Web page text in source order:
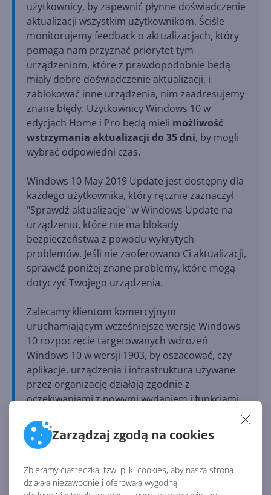
Zarządzaj zgodą na cookies
Zbieramy ciasteczka, tzw. pliki cookies, aby nasza strona
działała niezawodnie i oferowała wygodną
użytkownicy, by zapewnić płynne doświadczenie
aktualizacji wszystkim użytkownikom. Ściśle
monitorujemy feedback o aktualizacjach, który
pomaga nam przyznać priorytet tym
urządzeniom, które z prawdopodobnie będą
miały dobre doświadczenie aktualizacji, i
zablokować inne urządzenia, nim zaadresujemy
znane błędy. Użytkownicy Windows 10 w
edycjach Home i Pro będą mieli możliwość
wstrzymania aktualizacji do 35 dni, by mogli
wybrać odpowiedni czas.
Windows 10 May 2019 Update jest dostępny dla
każdego użytkownika, który ręcznie zaznaczył
"Sprawdź aktualizacje" w Windows Update na
urządzeniu, które nie ma blokady
bezpieczeństwa z powodu wykrytych
problemów. Jeśli nie zaoferowano Ci aktualizacji,
sprawdź poniżej znane problemy, które mogą
dotyczyć Twojego urządzenia.
Zalecamy klientom komercyjnym
uruchamiającym wcześniejsze wersje Windows
10 rozpoczęcie targetowanych wdrożeń
Windows 10 w wersji 1903, by oszacować, czy
aplikacje, urządzenia i infrastruktura używane
przez organizację działają zgodnie z
oczekiwaniami z nowymi wydaniem i funkcjami.